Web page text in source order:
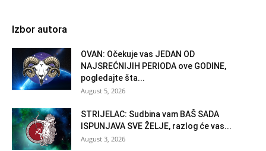
Izbor autora
OVAN: Očekuje vas JEDAN OD
NAJSREĆNIJIH PERIODA ove GODINE,
pogledajte šta...
August 5, 2026
STRIJELAC: Sudbina vam BAŠ SADA
ISPUNJAVA SVE ŽELJE, razlog će vas...
August 3, 2026